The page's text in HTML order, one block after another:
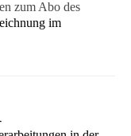
zum Abo des
im